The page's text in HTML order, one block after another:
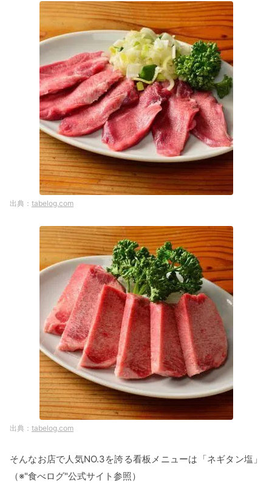
tabelog.com
tabelog.com
そんなお店で人気NO.3を誇る看板メニューは「ネギタン塩」
（※"食べログ"公式サイト参照）